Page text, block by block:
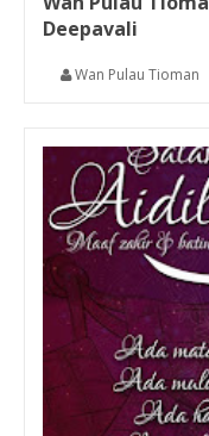
Deepavali
Wan Pulau Tioman